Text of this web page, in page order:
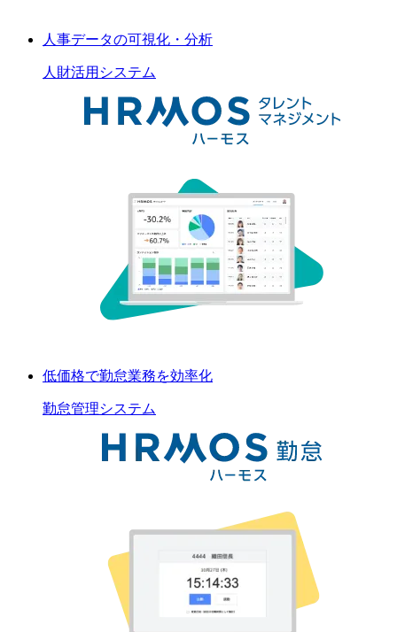
人事データの可視化・分析
人財活用 システム
低価格で勤怠業務を効率化
勤怠管理システム